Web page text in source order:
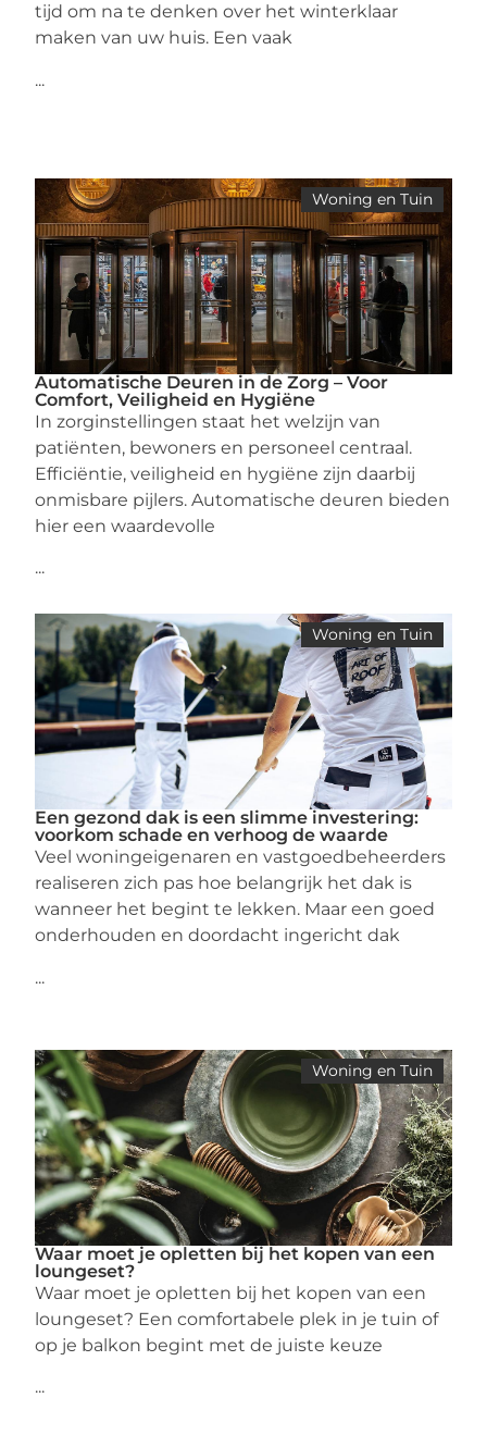
tijd om na te denken over het winterklaar
maken van uw huis. Een vaak
...
Woning en Tuin
Automatische Deuren in de Zorg – Voor
Comfort, Veiligheid en Hygiëne
In zorginstellingen staat het welzijn van
patiënten, bewoners en personeel centraal.
Efficiëntie, veiligheid en hygiëne zijn daarbij
onmisbare pijlers. Automatische deuren bieden
hier een waardevolle
...
Woning en Tuin
Een gezond dak is een slimme investering:
voorkom schade en verhoog de waarde
Veel woningeigenaren en vastgoedbeheerders
realiseren zich pas hoe belangrijk het dak is
wanneer het begint te lekken. Maar een goed
onderhouden en doordacht ingericht dak
...
Woning en Tuin
Waar moet je opletten bij het kopen van een
loungeset?
Waar moet je opletten bij het kopen van een
loungeset? Een comfortabele plek in je tuin of
op je balkon begint met de juiste keuze
...